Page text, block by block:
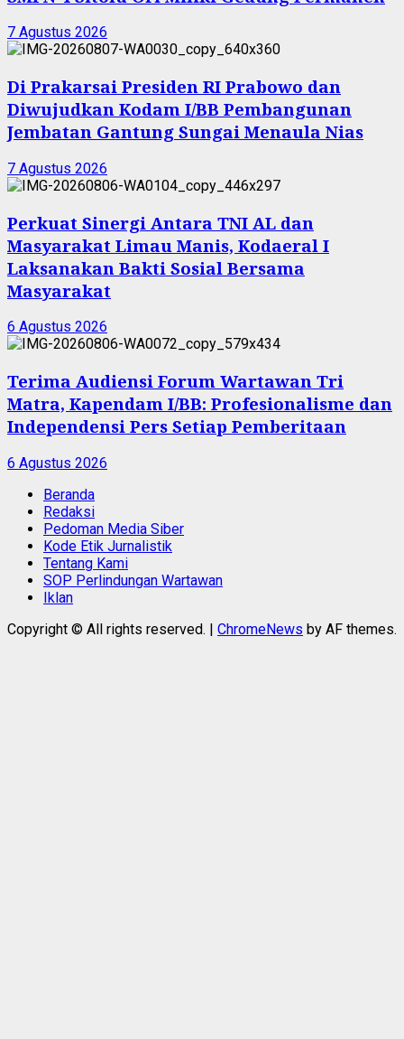
7 Agustus 2026
Di Prakarsai Presiden RI Prabowo dan
Diwujudkan Kodam I/BB Pembangunan
Jembatan Gantung Sungai Menaula Nias
7 Agustus 2026
Perkuat Sinergi Antara TNI AL dan
Masyarakat Limau Manis, Kodaeral I
Laksanakan Bakti Sosial Bersama
Masyarakat
6 Agustus 2026
Terima Audiensi Forum Wartawan Tri
Matra, Kapendam I/BB: Profesionalisme dan
Independensi Pers Setiap Pemberitaan
6 Agustus 2026
Beranda
Redaksi
Pedoman Media Siber
Kode Etik Jurnalistik
Tentang Kami
SOP Perlindungan Wartawan
Iklan
Copyright © All rights reserved. | ChromeNews by AF themes.